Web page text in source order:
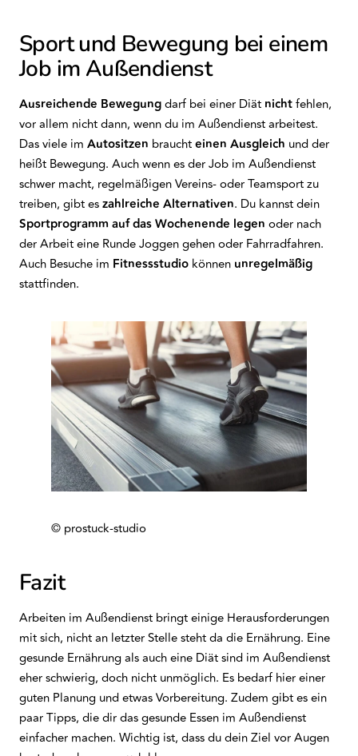
Sport und Bewegung bei einem
Job im Außendienst
Ausreichende Bewegungdarf bei einer Diät nichtfehlen,
vor allem nicht dann, wenn du im Außendienst arbeitest.
Das viele im Autositzen brauchteinen Ausgleich und der
heißt Bewegung. Auch wenn es der Job im Außendienst
schwer macht, regelmäßigen Vereins- oder Teamsport zu
treiben, gibt eszahlreiche Alternativen. Du kannst dein
Sportprogramm auf das Wochenende legen oder nach
der Arbeit eine Runde Joggen gehen oder Fahrradfahren.
Auch Besuche im Fitnessstudio können unregelmäßig
stattfinden.
© prostuck-studio
Fazit
Arbeiten im Außendienst bringt einige Herausforderungen
mit sich, nicht an letzter Stelle steht da die Ernährung. Eine
gesunde Ernährung als auch eine Diät sind im Außendienst
eher schwierig, doch nicht unmöglich. Es bedarf hier einer
guten Planung und etwas Vorbereitung. Zudem gibt es ein
paar Tipps, die dir das gesunde Essen im Außendienst
einfacher machen. Wichtig ist, dass du dein Ziel vor Augen